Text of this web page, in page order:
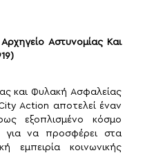
Αστυνομίας Και
και Φυλακή Ασφαλείας
Action αποτελεί έναν
εξοπλισμένο κόσμο
για να προσφέρει στα
εμπειρία κοινωνικής